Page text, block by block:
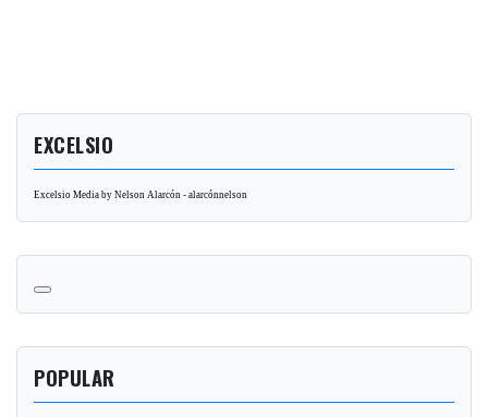
EXCELSIO
Excelsio Media by Nelson Alarcón - alarcónnelson
POPULAR